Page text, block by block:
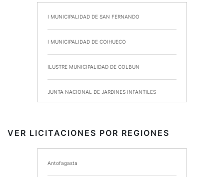
I MUNICIPALIDAD DE SAN FERNANDO
I MUNICIPALIDAD DE COIHUECO
ILUSTRE MUNICIPALIDAD DE COLBUN
JUNTA NACIONAL DE JARDINES INFANTILES
I MUNICIPALIDAD DE CHIMBARONGO
VER LICITACIONES POR REGIONES
Antofagasta